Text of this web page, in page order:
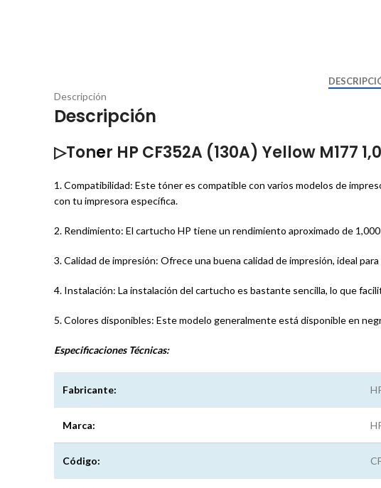
Descripción
Descripción
▷Toner HP CF352A (130A) Yellow M177
1. Compatibilidad: Este tóner es compatible con varios modelos de
con tu impresora específica.
2. Rendimiento: El cartucho HP tiene un rendimiento aproximado de
3. Calidad de impresión: Ofrece una buena calidad de impresión, ideal
4. Instalación: La instalación del cartucho es bastante sencilla, lo que
5. Colores disponibles: Este modelo generalmente está disponible en
Especificaciones Técnicas:
Fabricante:
Marca:
Código: